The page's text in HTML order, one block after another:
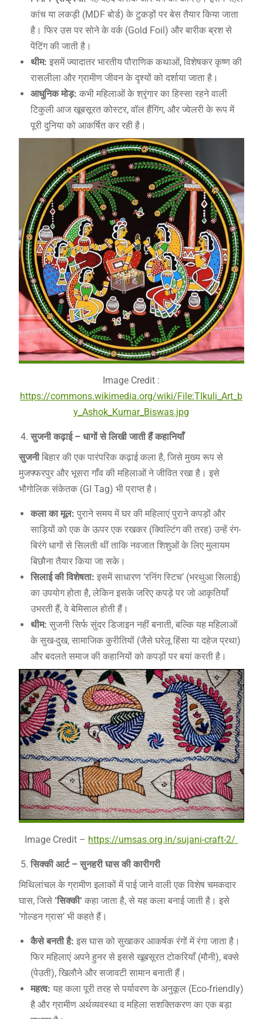
कांच या लकड़ी (MDF बोर्ड) के टुकड़ों पर बेस तैयार किया जाता
है। फिर उस पर सोने के वर्क (Gold Foil) और बारीक ब्रश से
पेंटिंग की जाती है।
थीम: इसमें ज्यादातर भारतीय पौराणिक कथाओं, विशेषकर कृष्ण की
रासलीला और ग्रामीण जीवन के दृश्यों को दर्शाया जाता है।
आधुनिक मोड़: कभी महिलाओं के श्रृंगार का हिस्सा रहने वाली
टिकुली आज खूबसूरत कोस्टर, वॉल हैंगिंग, और ज्वेलरी के रूप में
पूरी दुनिया को आकर्षित कर रही है।
Image Credit :
https://commons.wikimedia.org/wiki/File:TIkuli_Art_b
y_Ashok_Kumar_Biswas.jpg
सुजनी कढ़ाई – धागों से लिखी जाती हैं कहानियाँ
सुजनीबिहार की एक पारंपरिक कढ़ाई कला है, जिसे मुख्य रूप से
मुजफ्फरपुर और भूसरा गाँव की महिलाओं ने जीवित रखा है। इसे
भौगोलिक संकेतक (GI Tag) भी प्राप्त है।
कला का मूल: पुराने समय में घर की महिलाएं पुराने कपड़ों और
साड़ियों को एक के ऊपर एक रखकर (क्विल्टिंग की तरह) उन्हें रंग-
बिरंगे धागों से सिलती थीं ताकि नवजात शिशुओं के लिए मुलायम
बिछौना तैयार किया जा सके।
सिलाई की विशेषता: इसमें साधारण ‘रनिंग स्टिच’ (भरथुआ सिलाई)
का उपयोग होता है, लेकिन इसके जरिए कपड़े पर जो आकृतियाँ
उभरती हैं, वे बेमिसाल होती हैं।
थीम: सुजनी सिर्फ सुंदर डिजाइन नहीं बनाती, बल्कि यह महिलाओं
के सुख-दुख, सामाजिक कुरीतियों (जैसे घरेलू हिंसा या दहेज प्रथा)
और बदलते समाज की कहानियों को कपड़ों पर बयां करती है।
Image Credit – https://umsas.org.in/sujani-craft-2/
सिक्की आर्ट – सुनहरी घास की कारीगरी
मिथिलांचल के ग्रामीण इलाकों में पाई जाने वाली एक विशेष चमकदार
घास, जिसे ‘सिक्की‘ कहा जाता है, से यह कला बनाई जाती है। इसे
‘गोल्डन ग्रास’ भी कहते हैं।
कैसे बनती है: इस घास को सुखाकर आकर्षक रंगों में रंगा जाता है।
फिर महिलाएं अपने हुनर से इससे खूबसूरत टोकरियाँ (मौनी), बक्से
(पेउती), खिलौने और सजावटी सामान बनाती हैं।
महत्व: यह कला पूरी तरह से पर्यावरण के अनुकूल (Eco-friendly)
है और ग्रामीण अर्थव्यवस्था व महिला सशक्तिकरण का एक बड़ा